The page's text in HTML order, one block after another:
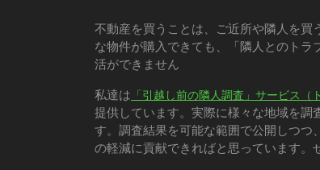
不動産を買うことは、ご近所や隣人を
な物件が購入できても、「隣人とのト
活ができません
私達は 「引越し前の隣人調査」サービス（
提供しています。実際に様々な地域を調
す。調査結果を可能な範囲で公開しつつ
の軽減に貢献できればと思っています。